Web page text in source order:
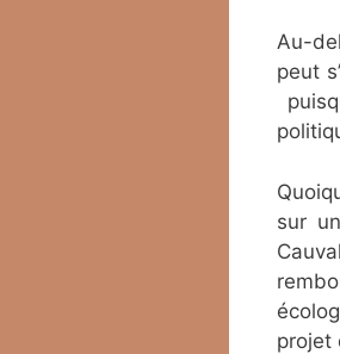
Au-
peut
sur
projet